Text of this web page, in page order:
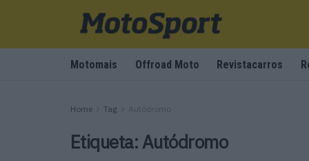
Motomais Offroad Moto Revistacarros
Home Tag Autódromo
Etiqueta:Autódromo